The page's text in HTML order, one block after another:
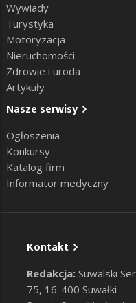
Wywiady
Turystyka
Motoryzacja
Nieruchomości
Zdrowie i uroda
Artykuły
Nasze serwisy
Ogłoszenia
Konkursy
Katalog firm
Informator medyczny
Kontakt
Redakcja: Suwalski
75, 16-400 Suwałki